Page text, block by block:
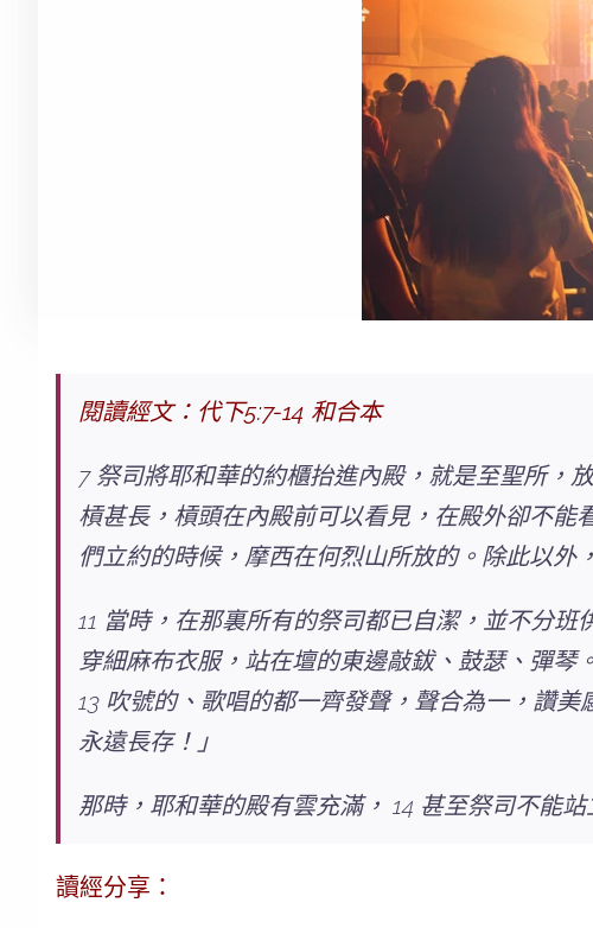
閱讀經文：代下5:7-14 和合本
7 祭司將耶和華的約櫃抬進內殿，就是至聖所，
槓甚長，槓頭在內殿前可以看見，在殿外卻不能
們立約的時候，摩西在何烈山所放的。除此以外
11 當時，在那裏所有的祭司都已自潔，並不分
穿細麻布衣服，站在壇的東邊敲鈸、鼓瑟、彈琴
13 吹號的、歌唱的都一齊發聲，聲合為一，讚
永遠長存！」
那時，耶和華的殿有雲充滿， 14 甚至祭司不能
讀經分享：